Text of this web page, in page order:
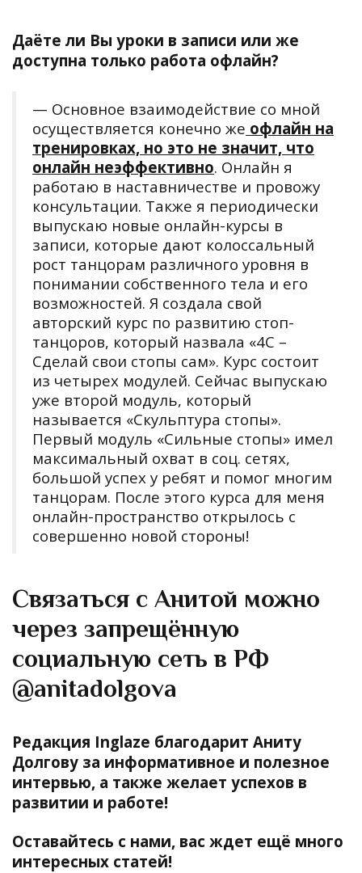
Даёте ли Вы уроки в записи или же
доступна только работа офлайн?
— Основное взаимодействие со мной
осуществляется конечно же офлайн на
тренировках, но это не значит, что
онлайн неэффективно. Онлайн я
работаю в наставничестве и провожу
консультации. Также я периодически
выпускаю новые онлайн-курсы в
записи, которые дают колоссальный
рост танцорам различного уровня в
понимании собственного тела и его
возможностей. Я создала свой
авторский курс по развитию стоп-
танцоров, который назвала «4С –
Сделай свои стопы сам». Курс состоит
из четырех модулей. Сейчас выпускаю
уже второй модуль, который
называется «Скульптура стопы».
Первый модуль «Сильные стопы» имел
максимальный охват в соц. сетях,
большой успех у ребят и помог многим
танцорам. После этого курса для меня
онлайн-пространство открылось с
совершенно новой стороны!
Связаться с Анитой можно
через запрещённую
социальную сеть в РФ
@anitadolgova
Редакция Inglaze благодарит Аниту
Долгову за информативное и полезное
интервью, а также желает успехов в
развитии и работе!
Оставайтесь с нами, вас ждет ещё много
интересных статей!